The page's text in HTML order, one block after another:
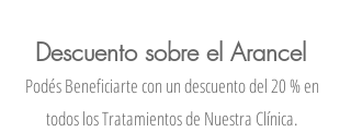
Descuento sobre el Arancel
Podés Beneficiarte con un descuento del 20 % en
todos los Tratamientos de Nuestra Clínica.